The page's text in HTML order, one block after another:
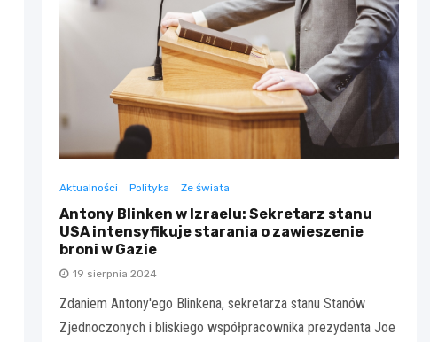
Aktualności Polityka Ze świata
Antony Blinken w Izraelu: Sekretarz stanu
USA intensyfikuje starania o zawieszenie
broni w Gazie
19 sierpnia 2024
Zdaniem Antony'ego Blinkena, sekretarza stanu Stanów
Zjednoczonych i bliskiego współpracownika prezydenta Joe